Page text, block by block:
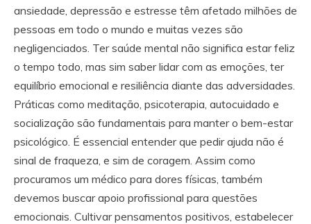
ansiedade, depressão e estresse têm afetado milhões de
pessoas em todo o mundo e muitas vezes são
negligenciados. Ter saúde mental não significa estar feliz
o tempo todo, mas sim saber lidar com as emoções, ter
equilíbrio emocional e resiliência diante das adversidades.
Práticas como meditação, psicoterapia, autocuidado e
socialização são fundamentais para manter o bem-estar
psicológico. É essencial entender que pedir ajuda não é
sinal de fraqueza, e sim de coragem. Assim como
procuramos um médico para dores físicas, também
devemos buscar apoio profissional para questões
emocionais. Cultivar pensamentos positivos, estabelecer